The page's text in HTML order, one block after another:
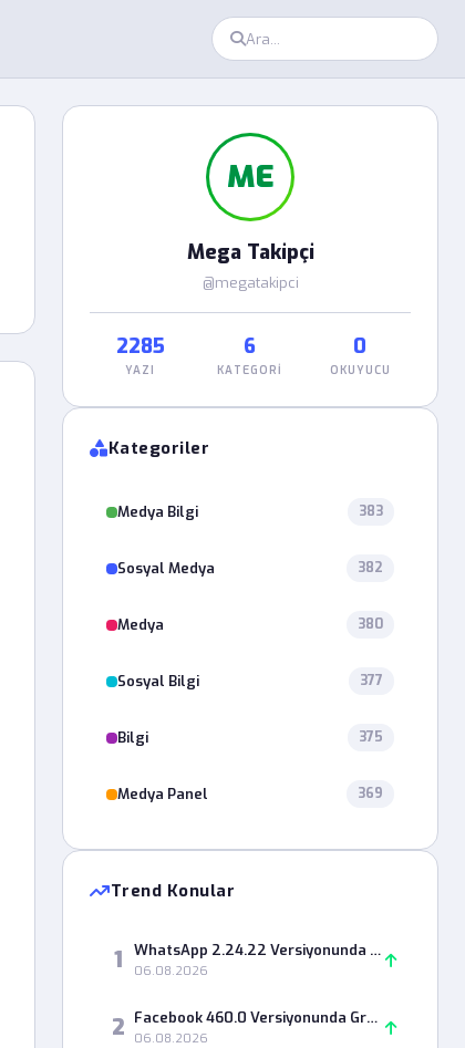
ME
Mega Takipçi
@megatakipci
2285
YAZI
6
KATEGORI
0
OKUYUCU
Kategoriler
Medya Bilgi 383
Sosyal Medya 382
Medya 380
Sosyal Bilgi 377
Bilgi 375
Medya Panel 369
Trend Konular
1 WhatsApp 2.24.22 Versiyonunda Durum Paylaşımı Neden Hata Veriyor?
06.08.2026
2 Facebook 460.0 Versiyonunda Grup Paylaşımları Neden Görünmüyor?
06.08.2026